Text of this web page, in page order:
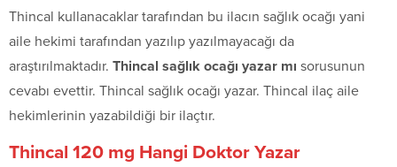
Thincal kullanacaklar tarafından bu ilacın sağlık ocağı yani
aile hekimi tarafından yazılıp yazılmayacağı da
araştırılmaktadır. Thincal sağlık ocağı yazar mı sorusunun
cevabı evettir. Thincal sağlık ocağı yazar. Thincal ilaç aile
hekimlerinin yazabildiği bir ilaçtır.
Thincal 120 mg Hangi Doktor Yazar